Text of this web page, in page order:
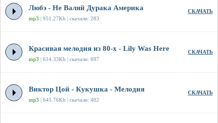
Любэ - Не Валяй Дурака Америка
mp3 | 951.27Kb | скачали: 283
СКАЧАТЬ
Красивая мелодия из 80-х - Lily Was Here
mp3 | 614.33Kb | скачали: 697
СКАЧАТЬ
Виктор Цой - Кукушка - Мелодия
mp3 | 645.76Kb | скачали: 402
СКАЧАТЬ